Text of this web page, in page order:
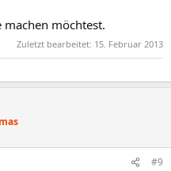
möchtest.
Zuletzt bearbeitet: 15. Februar 2013
#9